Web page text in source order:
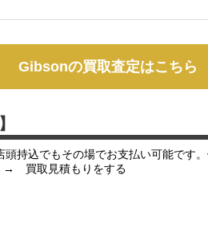
Gibsonの買取査定はこちら
持込でもその場でお支払い可能です
→ 買取見積もりをする